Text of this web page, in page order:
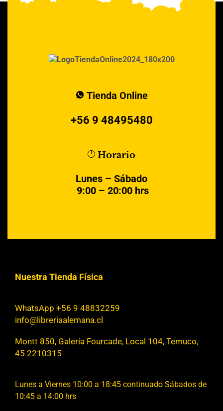
Tienda Online
+56 9 48495480
Horario
Lunes – Sábado
9:00 – 20:00 hrs
Nuestra Tienda Física
WhatsApp +56 9 48832259
info@libreriaalemana.cl
Montt 850, Galería Fourcade, Local 104, Temuco,
45 2210315
Lunes a Viernes 10:00 a 18:45 continuado Sábados de
10:45 a 14:00 hrs